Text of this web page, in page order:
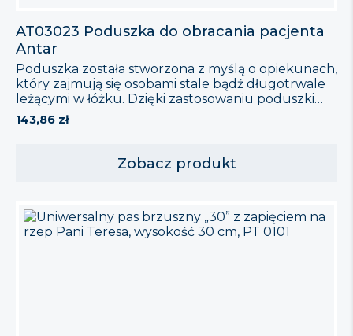
AT03023 Poduszka do obracania pacjenta
Antar
143,86 zł
Poduszka została stworzona z myślą o opiekunach,
który zajmują się osobami stale bądź długotrwale
leżącymi w łóżku. Dzięki zastosowaniu poduszki
obracanie pacjenta nie będzie wymagało dużej siły,
a dla osoby leżącej czynność ta będzie
produktu: Wymiary: 49cm x 41,5cm x 10,6cm
Zobacz produkt